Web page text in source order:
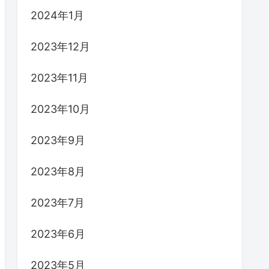
2024年1月
2023年12月
2023年11月
2023年10月
2023年9月
2023年8月
2023年7月
2023年6月
2023年5月